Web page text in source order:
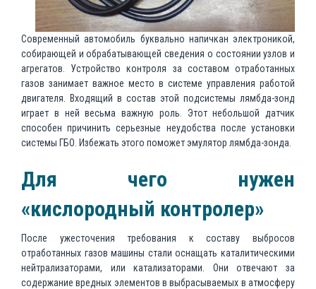
Современный автомобиль буквально напичкан электроникой,
собирающей и обрабатывающей сведения о состоянии узлов и
агрегатов. Устройство контроля за составом отработанных
газов занимает важное место в системе управления работой
двигателя. Входящий в состав этой подсистемы лямбда-зонд
играет в ней весьма важную роль. Этот небольшой датчик
способен причинить серьезные неудобства после установки
системы ГБО. Избежать этого поможет эмулятор лямбда-зонда.
Для чего нужен
«кислородный контролер»
После ужесточения требования к составу выбросов
отработанных газов машины стали оснащать каталитическими
нейтрализаторами, или катализаторами. Они отвечают за
содержание вредных элементов в выбрасываемых в атмосферу